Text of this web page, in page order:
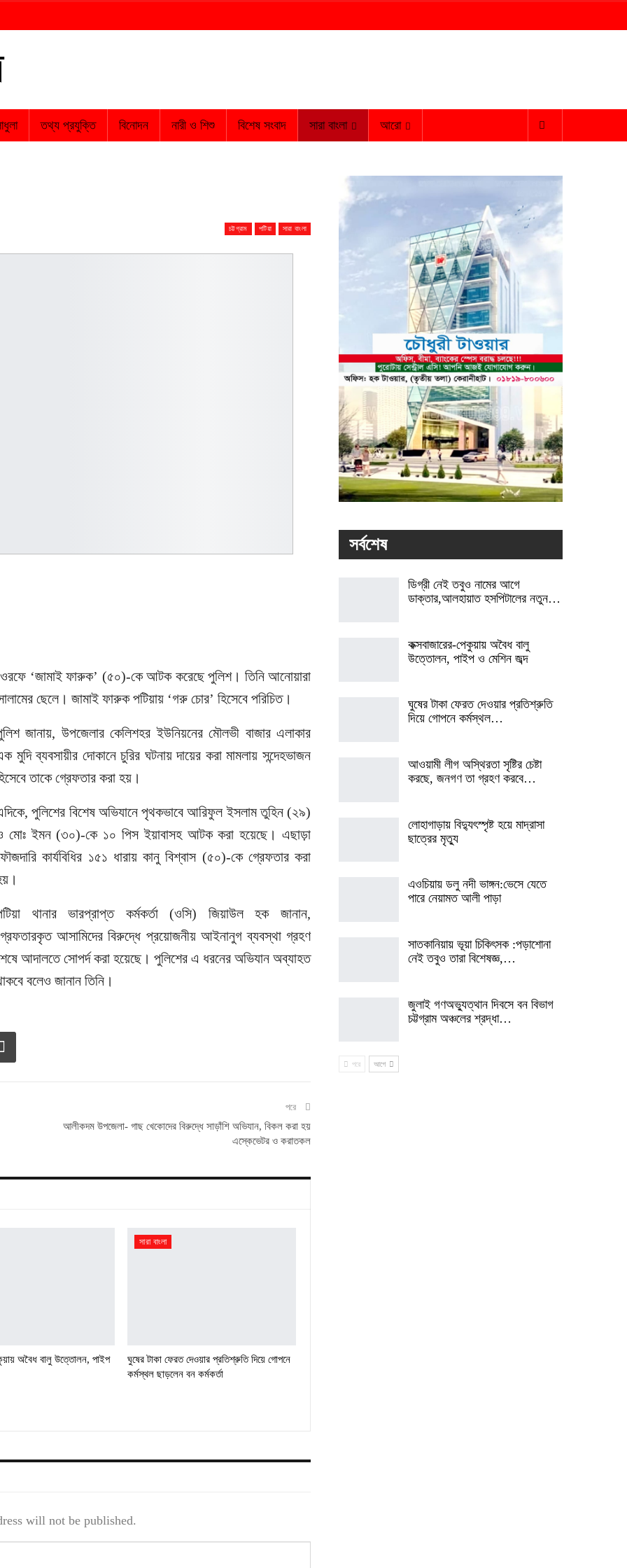
তথ্য প্রযুক্তি বিনোদন নারী ও শিশু বিশেষ সংবাদ সারা বাংলা আরো
চট্টগ্রাম পটিয়া সারা বাংলা
ওরফে ‘জামাই ফারুক’ (৫০)-কে আটক করেছে পুলিশ। তিনি আনোয়ারা
ছেলে। জামাই ফারুক পটিয়ায় ‘গরু চোর’ হিসেবে পরিচিত।
জানায়, উপজেলার কেলিশহর ইউনিয়নের মৌলভী বাজার এলাকার
মুদি ব্যবসায়ীর দোকানে চুরির ঘটনায় দায়ের করা মামলায় সন্দেহভাজন
তাকে গ্রেফতার করা হয়।
পুলিশের বিশেষ অভিযানে পৃথকভাবে আরিফুল ইসলাম তুহিন (২৯)
মোঃ ইমন (৩০)-কে ১০ পিস ইয়াবাসহ আটক করা হয়েছে। এছাড়া
কার্যবিধির ১৫১ ধারায় কানু বিশ্বাস (৫০)-কে গ্রেফতার করা
থানার ভারপ্রাপ্ত কর্মকর্তা (ওসি) জিয়াউল হক জানান,
আসামিদের বিরুদ্ধে প্রয়োজনীয় আইনানুগ ব্যবস্থা গ্রহণ
আদালতে সোপর্দ করা হয়েছে। পুলিশের এ ধরনের অভিযান অব্যাহত
বলেও জানান তিনি।
পরে
আলীকদম উপজেলা- গাছ খেকোদের বিরুদ্ধে সাড়াঁশি অভিযান, বিকল করা হয়
এস্কেভেটর ও করাতকল
অবৈধ বালু উত্তোলন, পাইপ
সারা বাংলা
ঘুষের টাকা ফেরত দেওয়ার প্রতিশ্রুতি দিয়ে গোপনে
কর্মস্থল ছাড়লেন বন কর্মকর্তা
will not be published.
সর্বশেষ
ডিগ্রী নেই তবুও নামের আগে
ডাক্তার,আলহায়াত হসপিটালের নতুন…
কক্সবাজারের-পেকুয়ায় অবৈধ বালু
উত্তোলন, পাইপ ও মেশিন জব্দ
ঘুষের টাকা ফেরত দেওয়ার প্রতিশ্রুতি
দিয়ে গোপনে কর্মস্থল…
আওয়ামী লীগ অস্থিরতা সৃষ্টির চেষ্টা
করছে, জনগণ তা গ্রহণ করবে…
লোহাগাড়ায় বিদ্যুৎস্পৃষ্ট হয়ে মাদ্রাসা
ছাত্রের মৃত্যু
এওচিয়ায় ডলু নদী ভাঙ্গন:ভেসে যেতে
পারে নেয়ামত আলী পাড়া
সাতকানিয়ায় ভূয়া চিকিৎসক :পড়াশোনা
নেই তবুও তারা বিশেষজ্ঞ,…
জুলাই গণঅভ্যুত্থান দিবসে বন বিভাগ
চট্টগ্রাম অঞ্চলের শ্রদ্ধা…
পরে আগে